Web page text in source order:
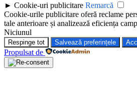
► Cookie-uri publicitare Remarcă
Cookie-urile publicitare oferă reclame
tale anterioare și analizează eficiența
Niciunul
Respinge tot Salvează preferințele
Propulsat de